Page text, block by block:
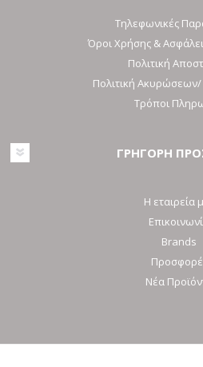
Τηλεφωνικές
Όροι Χρήσης &
Πολιτική
Πολιτική
Τρόποι
ΓΡΗΓΟΡΗ
Η εταιρεία
Brands
Νέα